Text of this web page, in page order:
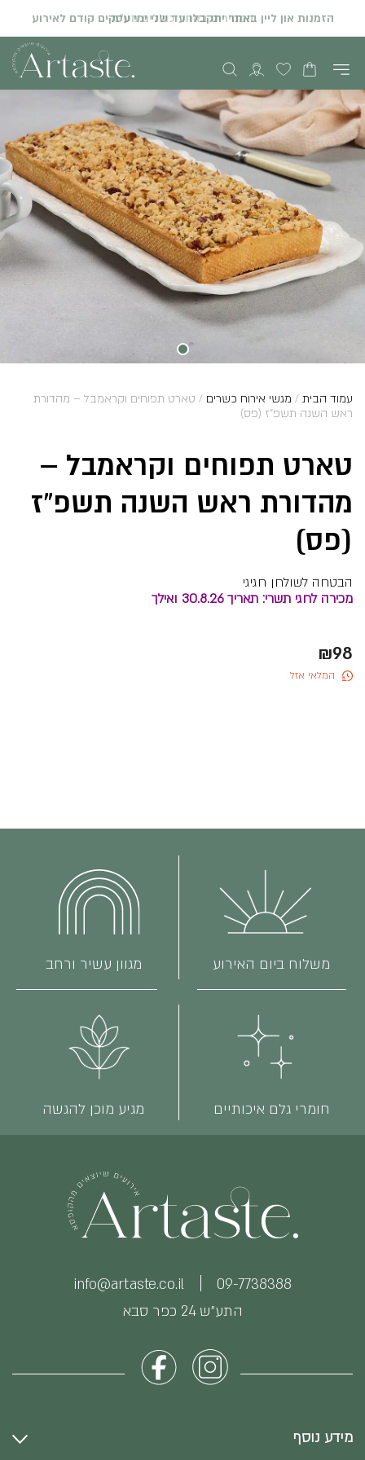
הזמנות און ליין באתר יתקבלו עד שני ימי עסקים קודם לאירוע
המחירים באתר כוללים מע"מ
עמוד הבית / מגשי אירוח כשרים / טארט תפוחים וקראמבל – מהדורת
ראש השנה תשפ”ז (פס)
טארט תפוחים וקראמבל –
מהדורת ראש השנה תשפ”ז
(פס)
הבטחה לשולחן חגיגי
מכירה לחגי תשרי: תאריך 30.8.26 ואילך
₪98
המלאי אזל
משלוח ביום האירוע מגוון עשיר ורחב
חומרי גלם איכותיים מגיע מוכן להגשה
התע״ש 24 כפר סבא
09-7738388
info@artaste.co.il
מידע נוסף